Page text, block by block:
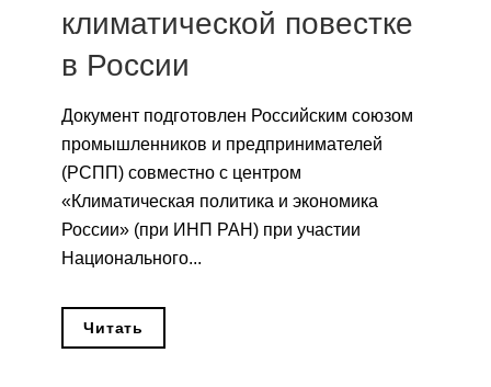
Публикации
Научная жизнь
Издания
Проблемы прогнозирования
О журнале
Номера журналов
климатической повестке
в России
Документ подготовлен Российским союзом
промышленников и предпринимателей
(РСПП) совместно с центром
«Климатическая политика и экономика
России» (при ИНП РАН) при участии
Национального...
Читать